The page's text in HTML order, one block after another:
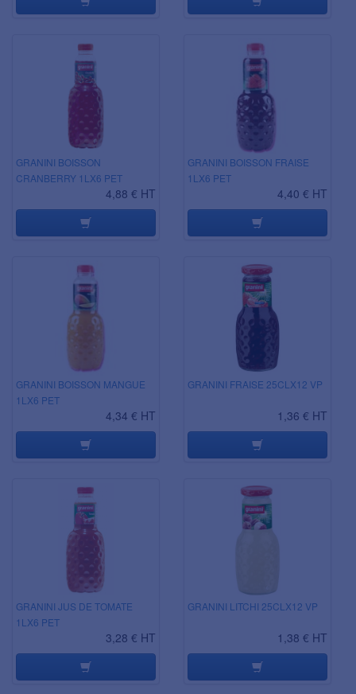
GRANINI BOISSON
CRANBERRY 1LX6 PET
4,88 € HT
GRANINI BOISSON FRAISE
1LX6 PET
4,40 € HT
GRANINI BOISSON MANGUE
1LX6 PET
4,34 € HT
GRANINI FRAISE 25CLX12 VP
1,36 € HT
GRANINI JUS DE TOMATE
1LX6 PET
3,28 € HT
GRANINI LITCHI 25CLX12 VP
1,38 € HT